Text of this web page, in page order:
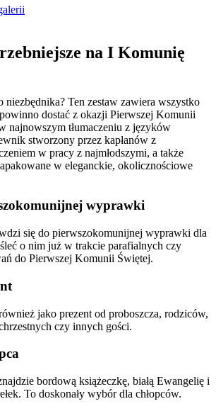
na I Komunię
niezbędnika? Ten zestaw zawiera wszystko
dostać z okazji Pierwszej Komunii
najnowszym tłumaczeniu z języków
stworzony przez kapłanów z
w pracy z najmłodszymi, a także
w eleganckie, okolicznościowe
wyprawki
się do pierwszokomunijnej wyprawki dla
o nim już w trakcie parafialnych czy
do Pierwszej Komunii Świętej.
jako prezent od proboszcza, rodziców,
czy innych gości.
bordową książeczkę, białą Ewangelię i
To doskonały wybór dla chłopców.